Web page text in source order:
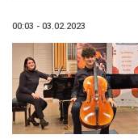
00:03 - 03.02.2023